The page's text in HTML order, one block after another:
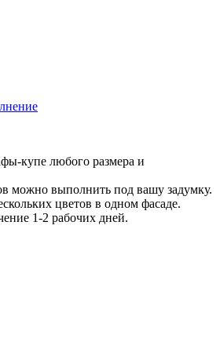
купе любого размера и
можно выполнить под вашу задумку.
цветов в одном фасаде.
1-2 рабочих дней.